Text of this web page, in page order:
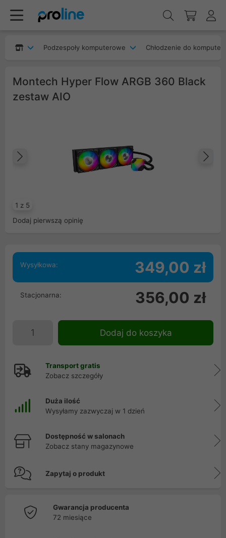
Podzespoły komputerowe Chłodzenie do
Montech Hyper Flow ARGB 360 Black
zestaw AIO
1 z 5
Poprzedni
Dodaj pierwszą opinię
Wysyłkowa: 349,00 zł
Stacjonarna: 356,00 zł
Dodaj do koszyka
Transport gratis
Zobacz szczegóły
Duża ilość
Wysyłamy zazwyczaj w 1 dzień
Dostępność w salonach
Zobacz stany magazynowe
Zapytaj o produkt
Gwarancja producenta
72 miesiące